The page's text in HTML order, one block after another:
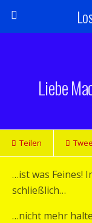
Liebe
Teilen
…ist was Feines!
schließlich…
…nicht mehr